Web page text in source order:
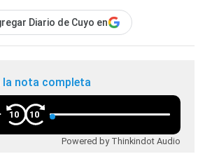
Diario de Cuyo en
la nota completa
10 10
Powered by Thinkindot Audio